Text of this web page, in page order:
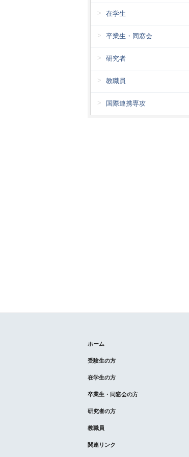
在学生
卒業生・同窓会
研究者
教職員
国際連携専攻
ホーム
受験生の方
在学生の方
卒業生・同窓会の方
研究者の方
教職員
関連リンク